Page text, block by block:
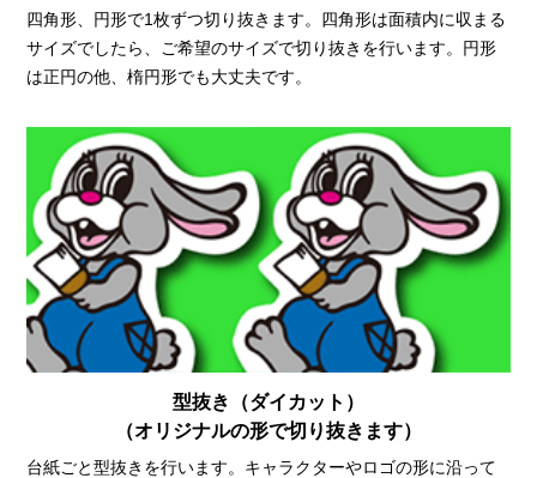
四角形、円形で1枚ずつ切り抜きます。四角形は面積内に収まる
サイズでしたら、ご希望のサイズで切り抜きを行います。円形
は正円の他、楕円形でも大丈夫です。
型抜き（ダイカット）
（オリジナルの形で切り抜きます）
台紙ごと型抜きを行います。キャラクターやロゴの形に沿って